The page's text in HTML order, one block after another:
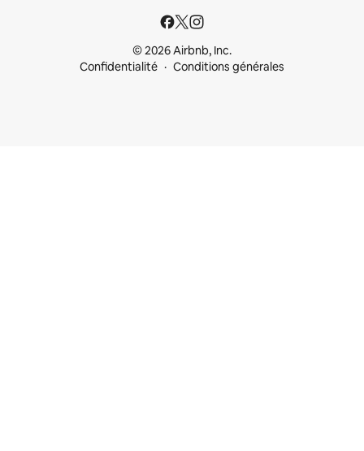
© 2026 Airbnb, Inc.
Confidentialité
Conditions générales